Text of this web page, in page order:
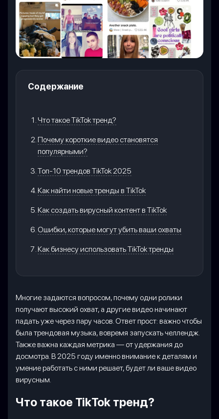
Содержание
Что такое TikTok тренд?
Почему короткие видео становятся
популярными?
Топ-10 трендов TikTok 2025
Как найти новые тренды в TikTok
Как создать вирусный контент в TikTok
Ошибки, которые могут убить ваши охваты
Как бизнесу использовать TikTok тренды
Многие задаются вопросом, почему одни ролики
получают высокий охват, а другие видео начинают
падать уже через пару часов. Ответ прост: важно чтобы
была трендовая музыка, вовремя запускать челлендж.
Также важна каждая метрика — от удержания до
досмотра. В 2025 году именно внимание к деталям и
умение работать с ними решает, будет ли ваше видео
вирусным.
Что такое TikTok тренд?